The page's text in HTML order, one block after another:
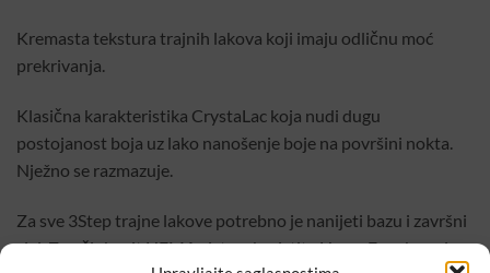
Kremasta tekstura trajnih lakova koji imaju odličnu moć
prekrivanja.
Klasična karakteristika CrystaLac koja nudi dugu
postojanost boja uz lako nanošenje boje na površini nokta.
Nježno se razmazuje.
Za sve 3Step trajne lakove potrebno je nanijeti bazu i završni
sjaj. Za učinkovit HEMA sistem koristite Hema Free bazu i